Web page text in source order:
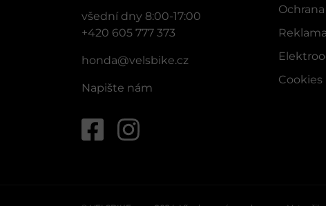
všední dny 8:00-17:00
+420 605 777 373
honda@velsbike.cz
Napište nám
Cookies